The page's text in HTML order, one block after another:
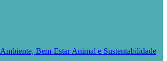
Ambiente, Bem-Estar Animal e Sustentabilidade